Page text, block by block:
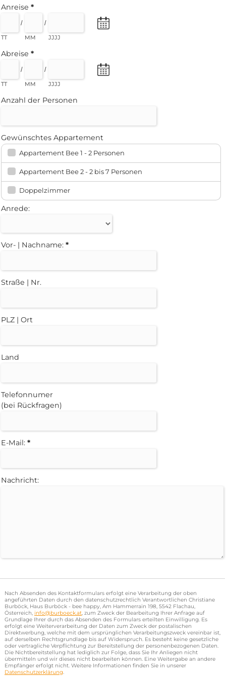
Anreise *
/
TT
/
MM JJJJ
Abreise *
/
TT
/
MM JJJJ
Anzahl der Personen
Gewünschtes Appartement
Appartement Bee 1 - 2 Personen
Appartement Bee 2 - 2 bis 7 Personen
Doppelzimmer
Anrede:
Vor- | Nachname: *
Straße | Nr.
PLZ | Ort
Land
Telefonnumer
(bei Rückfragen)
E-Mail: *
Nachricht:
Nach Absenden des Kontaktformulars erfolgt eine Verarbeitung der oben
angeführten Daten durch den datenschutzrechtlich Verantwortlichen Christiane
Burböck, Haus Burböck - bee happy, Am Hammerrain 198, 5542 Flachau,
Österreich, info@burboeck.at , zum Zweck der Bearbeitung Ihrer Anfrage auf
Grundlage Ihrer durch das Absenden des Formulars erteilten Einwilligung. Es
erfolgt eine Weiterverarbeitung der Daten zum Zweck der postalischen
Direktwerbung, welche mit dem ursprünglichen Verarbeitungszweck vereinbar ist,
auf derselben Rechtsgrundlage bis auf Widerspruch. Es besteht keine gesetzliche
oder vertragliche Verpflichtung zur Bereitstellung der personenbezogenen Daten.
Die Nichtbereitstellung hat lediglich zur Folge, dass Sie Ihr Anliegen nicht
übermitteln und wir dieses nicht bearbeiten können. Eine Weitergabe an andere
Empfänger erfolgt nicht. Weitere Informationen finden Sie in unserer
Datenschutzerklärung